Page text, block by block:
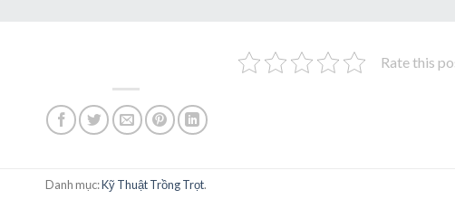
Rate this
Danh mục:Kỹ Thuật Trồng Trọt.